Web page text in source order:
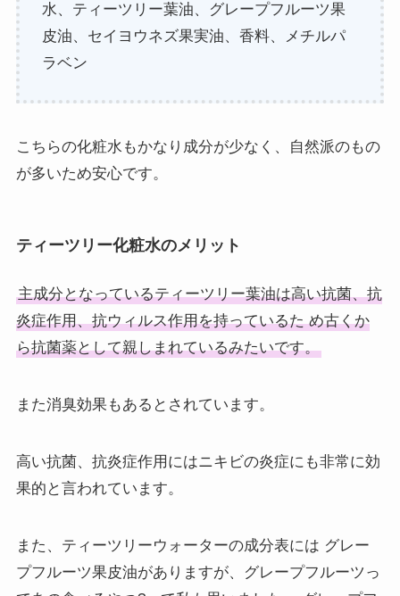
水、ティーツリー葉油、グレープフルーツ果
皮油、セイヨウネズ果実油、香料、メチルパ
ラベン
こちらの化粧水もかなり成分が少なく、自然派のもの
が多いため安心です。
ティーツリー化粧水のメリット
主成分となっているティーツリー葉油は高い抗菌、抗
炎症作用、抗ウィルス作用を持っているた め古くか
ら抗菌薬として親しまれているみたいです。
また消臭効果もあるとされています。
高い抗菌、抗炎症作用にはニキビの炎症にも非常に効
果的と言われています。
また、ティーツリーウォーターの成分表には グレー
プフルーツ果皮油がありますが、グレープフルーツっ